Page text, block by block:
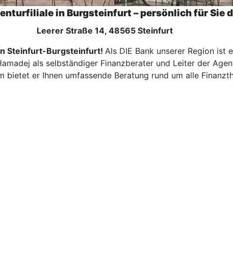
in Burgsteinfurt – persönlich für Sie
Leerer Straße 14, 48565 Steinfurt
Steinfurt-Burgsteinfurt! Als DIE Bank unserer Region ist
als selbständiger Finanzberater und Leiter der
bietet er Ihnen umfassende Beratung rund um alle